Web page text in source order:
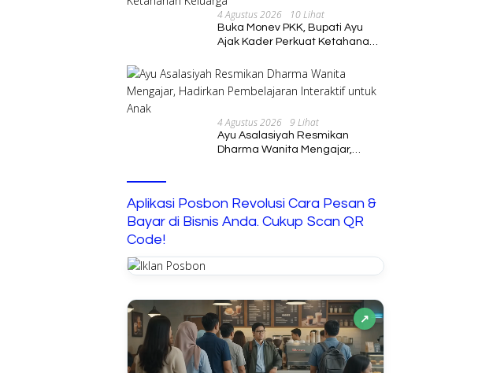
4 Agustus 2026 10 Lihat
Buka Monev PKK, Bupati Ayu
Ajak Kader Perkuat Ketahanan
4 Agustus 2026 9 Lihat
Ayu Asalasiyah Resmikan
Dharma Wanita Mengajar,
Aplikasi Posbon Revolusi Cara Pesan &
Bayar di Bisnis Anda. Cukup Scan QR
Code!
↗